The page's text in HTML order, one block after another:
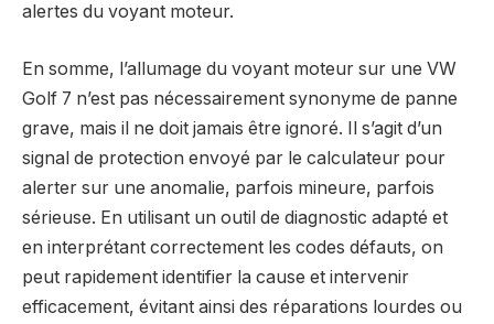
alertes du voyant moteur.
En somme, l’allumage du voyant moteur sur une VW
Golf 7 n’est pas nécessairement synonyme de panne
grave, mais il ne doit jamais être ignoré. Il s’agit d’un
signal de protection envoyé par le calculateur pour
alerter sur une anomalie, parfois mineure, parfois
sérieuse. En utilisant un outil de diagnostic adapté et
en interprétant correctement les codes défauts, on
peut rapidement identifier la cause et intervenir
efficacement, évitant ainsi des réparations lourdes ou